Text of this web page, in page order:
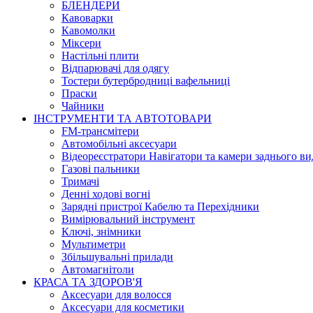
БЛЕНДЕРИ
Кавоварки
Кавомолки
Міксери
Настільні плити
Відпарювачі для одягу
Тостери бутербродниці вафельниці
Праски
Чайники
ІНСТРУМЕНТИ ТА АВТОТОВАРИ
FM-трансмітери
Автомобільні аксесуари
Відеореєстратори Навігатори та камери заднього
Газові пальники
Тримачі
Денні ходові вогні
Зарядні пристрої Кабелю та Перехідники
Вимірювальний інструмент
Ключі, знімники
Мультиметри
Збільшувальні прилади
Автомагнітоли
КРАСА ТА ЗДОРОВ'Я
Аксесуари для волосся
Аксесуари для косметики